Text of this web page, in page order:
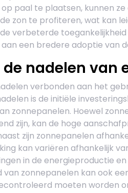
paal te plaatsen, kunnen
zon te profiteren, wat kan
verbeterde
een bredere adoptie van
nadelen van
verbonden aan het
is de initiële
zonnepanelen. Hoewel
zijn, kan de hoge
zijn zonnepanelen
kan variëren afhankelijk
in de energieproductie
van zonnepanelen kan ook
moeten worden